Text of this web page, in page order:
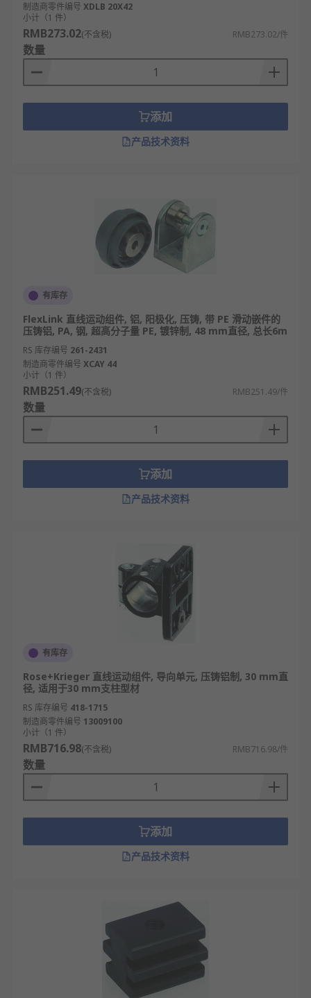
制造商零件编号 XDLB 20X42
小计（1 件）
RMB273.02(不含税) RMB273.02/件
数量
添加
产品技术资料
有库存
FlexLink 直线运动组件, 铝, 阳极化, 压铸, 带 PE 滑动嵌件的
压铸铝, PA, 钢, 超高分子量 PE, 镀锌制, 48 mm直径, 总长6m
RS 库存编号 261-2431
制造商零件编号 XCAY 44
小计（1 件）
RMB251.49(不含税) RMB251.49/件
数量
添加
产品技术资料
有库存
Rose+Krieger 直线运动组件, 导向单元, 压铸铝制, 30 mm直
径, 适用于30 mm支柱型材
RS 库存编号 418-1715
制造商零件编号 13009100
小计（1 件）
RMB716.98(不含税) RMB716.98/件
数量
添加
产品技术资料